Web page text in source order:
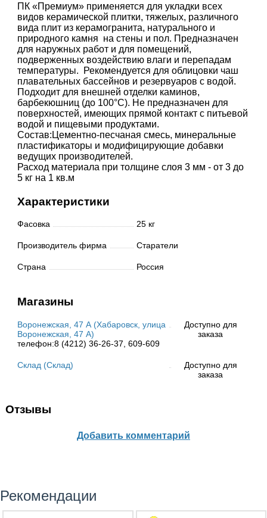
ПК «Премиум» применяется для укладки всех
видов керамической плитки, тяжелых, различного
вида плит из керамогранита, натурального и
природного камня на стены и пол. Предназначен
для наружных работ и для помещений,
подверженных воздействию влаги и перепадам
температуры. Рекомендуется для облицовки чаш
плавательных бассейнов и резервуаров с водой.
Подходит для внешней отделки каминов,
барбекюшниц (до 100°С). Не предназначен для
поверхностей, имеющих прямой контакт с питьевой
водой и пищевыми продуктами.
Состав:Цементно-песчаная смесь, минеральные
пластификаторы и модифицирующие добавки
ведущих производителей.
Расход материала при толщине слоя 3 мм - от 3 до
5 кг на 1 кв.м
Характеристики
Фасовка 25 кг
Производитель фирма Старатели
Страна Россия
Магазины
Воронежская, 47 А (Хабаровск, улица
Воронежская, 47 А)
телефон:8 (4212) 36-26-37, 609-609
Доступно для
заказа
Склад (Склад)
Доступно для
заказа
Отзывы
Добавить комментарий
Рекомендации